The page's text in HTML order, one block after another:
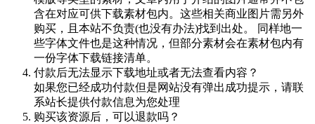
含在对应可供下载素材包内。这些相关商业图片需另外
购买，且本站不负责(也没有办法)找到出处。 同样地一
些字体文件也是这种情况，但部分素材会在素材包内有
一份字体下载链接清单。
付款后无法显示下载地址或者无法查看内容？
如果您已经成功付款但是网站没有弹出成功提示，请联
系站长提供付款信息为您处理
购买该资源后，可以退款吗？